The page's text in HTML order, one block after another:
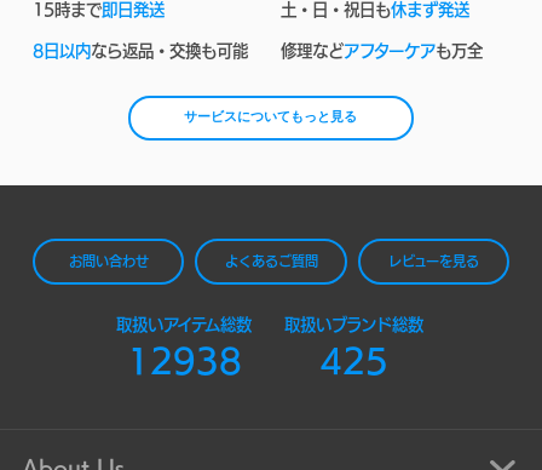
15時まで即日発送 土・日・祝日も休まず発送
8日以内なら返品・交換も可能 修理などアフターケアも万全
サービスについてもっと見る
お問い合わせ よくあるご質問 レビューを見る
取扱いアイテム総数
12938
取扱いブランド総数
425